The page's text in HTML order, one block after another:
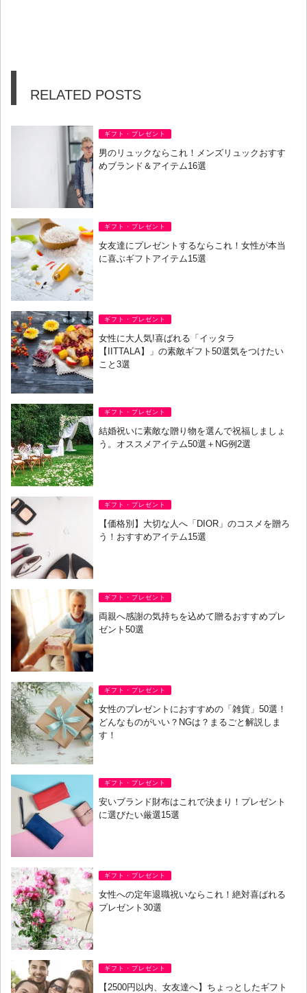
RELATED POSTS
ギフト・プレゼント
男のリュックならこれ！メンズリュックおすす
めブランド＆アイテム16選
ギフト・プレゼント
女友達にプレゼントするならこれ！女性が本当
に喜ぶギフトアイテム15選
ギフト・プレゼント
女性に大人気!喜ばれる「イッタラ
【IITTALA】」の素敵ギフト50選気をつけたい
こと3選
ギフト・プレゼント
結婚祝いに素敵な贈り物を選んで祝福しましょ
う。オススメアイテム50選＋NG例2選
ギフト・プレゼント
【価格別】大切な人へ「DIOR」のコスメを贈ろ
う！おすすめアイテム15選
ギフト・プレゼント
両親へ感謝の気持ちを込めて贈るおすすめプレ
ゼント50選
ギフト・プレゼント
女性のプレゼントにおすすめの「雑貨」50選！
どんなものがいい？NGは？まるごと解説しま
す！
ギフト・プレゼント
安いブランド財布はこれで決まり！プレゼント
に選びたい厳選15選
ギフト・プレゼント
女性への定年退職祝いならこれ！絶対喜ばれる
プレゼント30選
ギフト・プレゼント
【2500円以内、女友達へ】ちょっとしたギフト